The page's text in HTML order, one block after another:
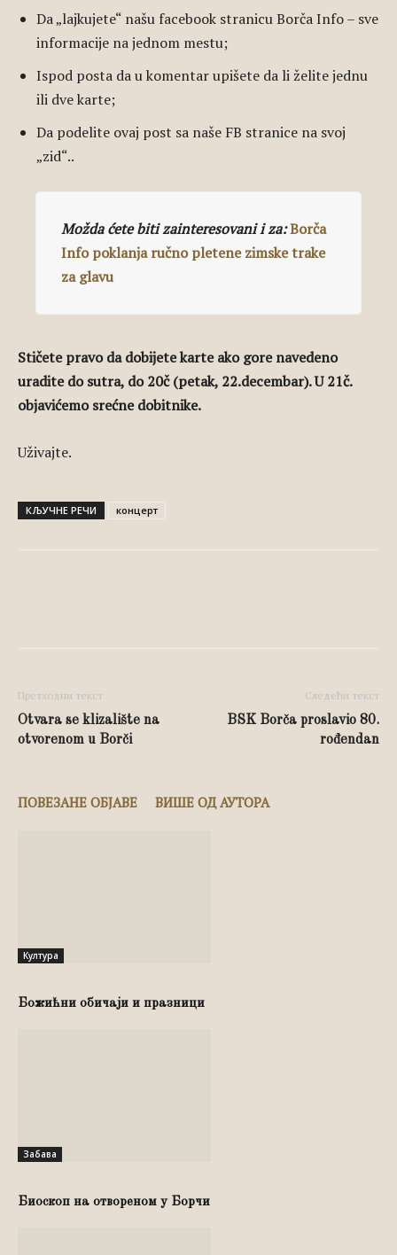
Da „lajkujete“ našu facebook stranicu Borča Info – sve
informacije na jednom mestu;
Ispod posta da u komentar upišete da li želite jednu
ili dve karte;
Da podelite ovaj post sa naše FB stranice na svoj
„zid“..
Možda ćete biti zainteresovani i za:Borča
Info poklanja ručno pletene zimske trake
za glavu
Stičete pravo da dobijete karte ako gore navedeno
uradite do sutra, do 20č (petak, 22.decembar). U 21č.
objavićemo srećne dobitnike.
Uživajte.
КЉУЧНЕ РЕЧИ концерт
Претходни текст
Otvara se klizalište na
otvorenom u Borči
Следећи текст
BSK Borča proslavio 80.
rođendan
ПОВЕЗАНЕ ОБЈАВЕ ВИШЕ ОД АУТОРА
Култура
Божићни обичаји и празници
Забава
Биоскоп на отвореном у Борчи